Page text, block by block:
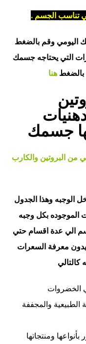
تناسب الجسم .
اليومي وقم بالضغط
التي يحتاجه جسمك
هنا
جسمك
من البروتين والكارب
الوجبه وهذا الجدول
بكل وجبه
الي عدة اقسام حتي
معرفة السعرات
الخضروات
والمجففة
ومنتجاتها